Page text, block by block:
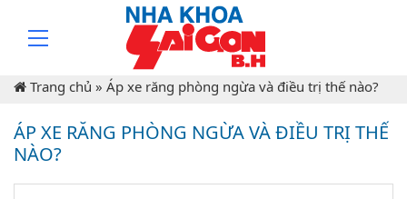
Trang chủ » Áp xe răng phòng ngừa và điều trị thế nào?
ÁP XE RĂNG PHÒNG NGỪA VÀ ĐIỀU TRỊ THẾ
NÀO?